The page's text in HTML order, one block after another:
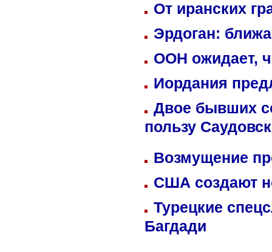
От иранских
Эрдоган:
ООН ожидает,
Иордания
Двое бывших
пользу
Возмущение
США создают
Турецкие
Багдади